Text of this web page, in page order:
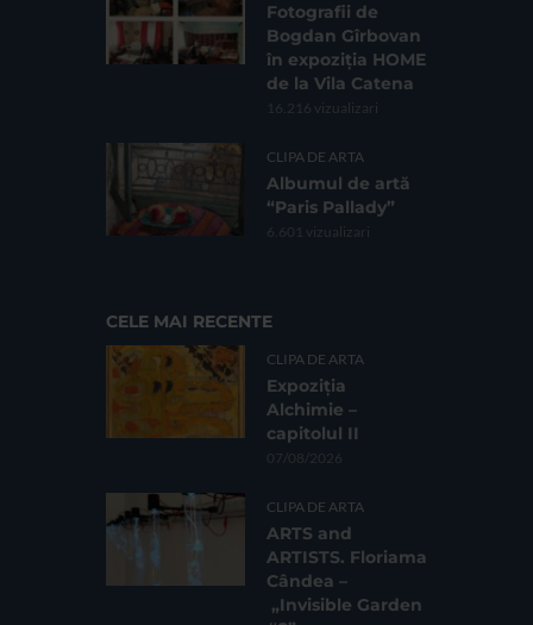
Fotografii de
Bogdan Gîrbovan
în expoziția HOME
de la Vila Catena
16.216 vizualizari
CLIPA DE ARTA
Albumul de artă
“Paris Pallady”
6.601 vizualizari
CELE MAI RECENTE
CLIPA DE ARTA
Expoziția
Alchimie –
capitolul II
07/08/2026
CLIPA DE ARTA
ARTS and
ARTISTS. Floriama
Cândea –
„Invisible Garden